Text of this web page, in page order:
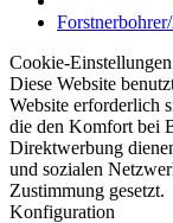
Cookie-Einstellungen
Diese Website
Website erforderlich
die den Komfort bei
Direktwerbung
und sozialen
Zustimmung gesetzt.
Konfiguration